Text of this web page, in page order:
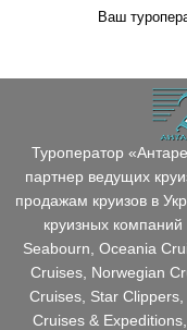
Ваш
Туроператор
партнер ведущих
продажам круизов в
круизных
Seabourn, Oceania
Cruises, Norwegian
Cruises, Star
Cruises &